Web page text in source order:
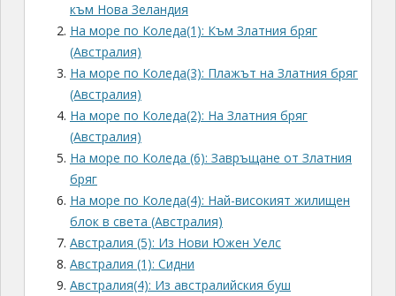
към Нова Зеландия
На море по Коледа(1): Към Златния бряг
(Австралия)
На море по Коледа(3): Плажът на Златния бряг
(Австралия)
На море по Коледа(2): На Златния бряг
(Австралия)
На море по Коледа (6): Завръщане от Златния
бряг
На море по Коледа(4): Най-високият жилищен
блок в света (Австралия)
Австралия (5): Из Нови Южен Уелс
Австралия (1): Сидни
Австралия(4): Из австралийския буш